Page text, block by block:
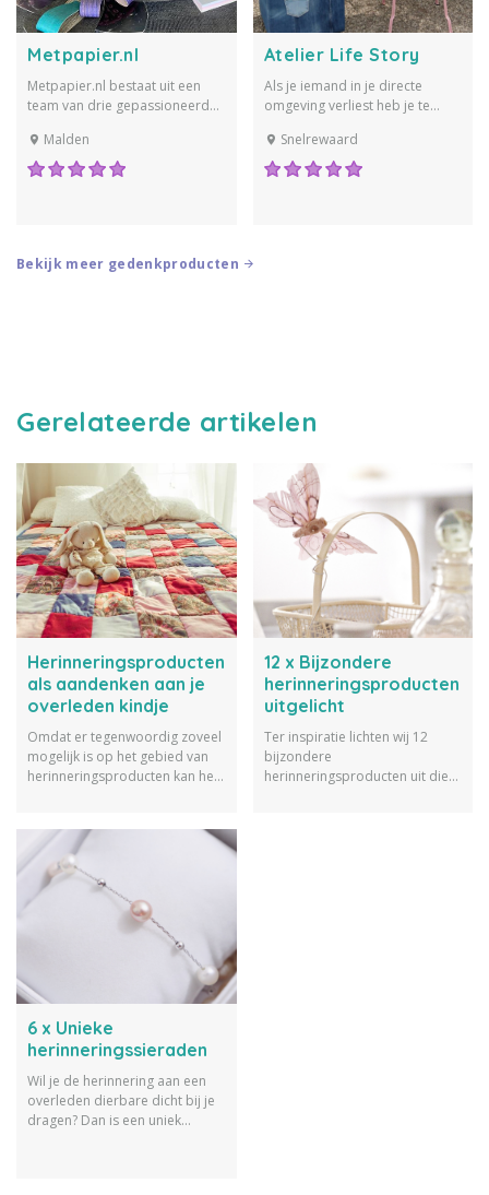
Metpapier.nl
Metpapier.nl bestaat uit een
team van drie gepassioneerde
we aan het ontwerpen,
vormgeven en vervaardigen
creëren van...
Malden
Atelier Life Story
Als je iemand in je directe
omgeving verliest heb je te
verdriet. Ik help jou als
nabestaande bij je verdriet en
Snelrewaard
Bekijk meer gedenkproducten
Gerelateerde artikelen
Herinneringsproducten
als aandenken aan je
overleden kindje
Omdat er tegenwoordig zoveel
mogelijk is op het gebied van
herinneringsproducten kan het
voorbeelden van persoonlijke
herinneringsproducten als
aandenken aan je kindje.
12 x Bijzondere
herinneringsproducten
uitgelicht
Ter inspiratie lichten wij 12
bijzondere
herinneringsproducten uit die
6 x Unieke
herinneringssieraden
Wil je de herinnering aan een
overleden dierbare dicht bij je
dragen? Dan is een uniek